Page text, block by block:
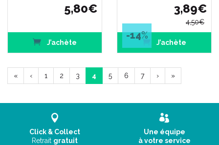
5,80€
J’achète
3,89€
4,50€
-14%
J’achète
« ‹ 1 2 3 4 5 6 7 › »
Click & Collect
Retrait gratuit
Une équipe
à votre service